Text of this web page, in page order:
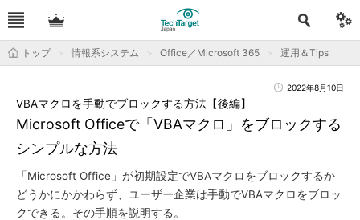
トップ 情報系システム Office／Microsoft 365 運用＆Tips
2022年8月10日
Microsoft Officeで「VBAマクロ」をブロックする
シンプルな方法
VBAマクロを手動でブロックする方法【後編】
「Microsoft Office」が初期設定でVBAマクロをブロックするか
どうかにかかわらず、ユーザー企業は手動でVBAマクロをブロッ
クできる。その手順を説明する。